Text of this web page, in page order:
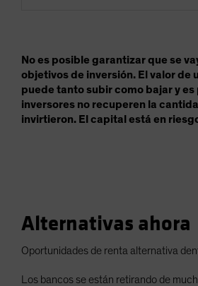
No es posible garantizar que se
objetivos de inversión. El valor de
puede tanto subir como bajar y es
inversores no recuperen la
invirtieron. El capital está en
Alternativas ahora
Oportunidades de renta alternativa
Los bancos se están retirando de